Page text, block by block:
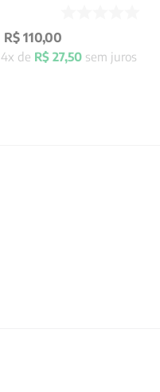
R$ 110,00
4x de R$ 27,50sem juros